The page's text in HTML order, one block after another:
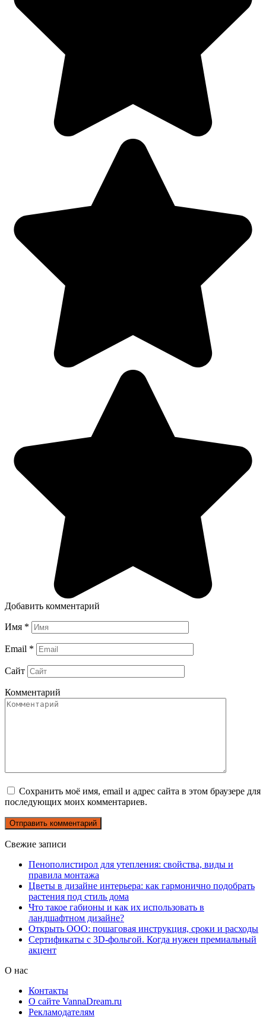
Добавить комментарий
Имя *
Email *
Сайт
Комментарий
Сохранить моё имя, email и адрес сайта в этом браузере для
последующих моих комментариев.
Свежие записи
Пенополистирол для утепления: свойства, виды и
правила монтажа
Цветы в дизайне интерьера: как гармонично подобрать
растения под стиль дома
Что такое габионы и как их использовать в
ландшафтном дизайне?
Открыть ООО: пошаговая инструкция, сроки и расходы
Сертификаты с 3D-фольгой. Когда нужен премиальный
акцент
О нас
Контакты
О сайте VannaDream.ru
Рекламодателям